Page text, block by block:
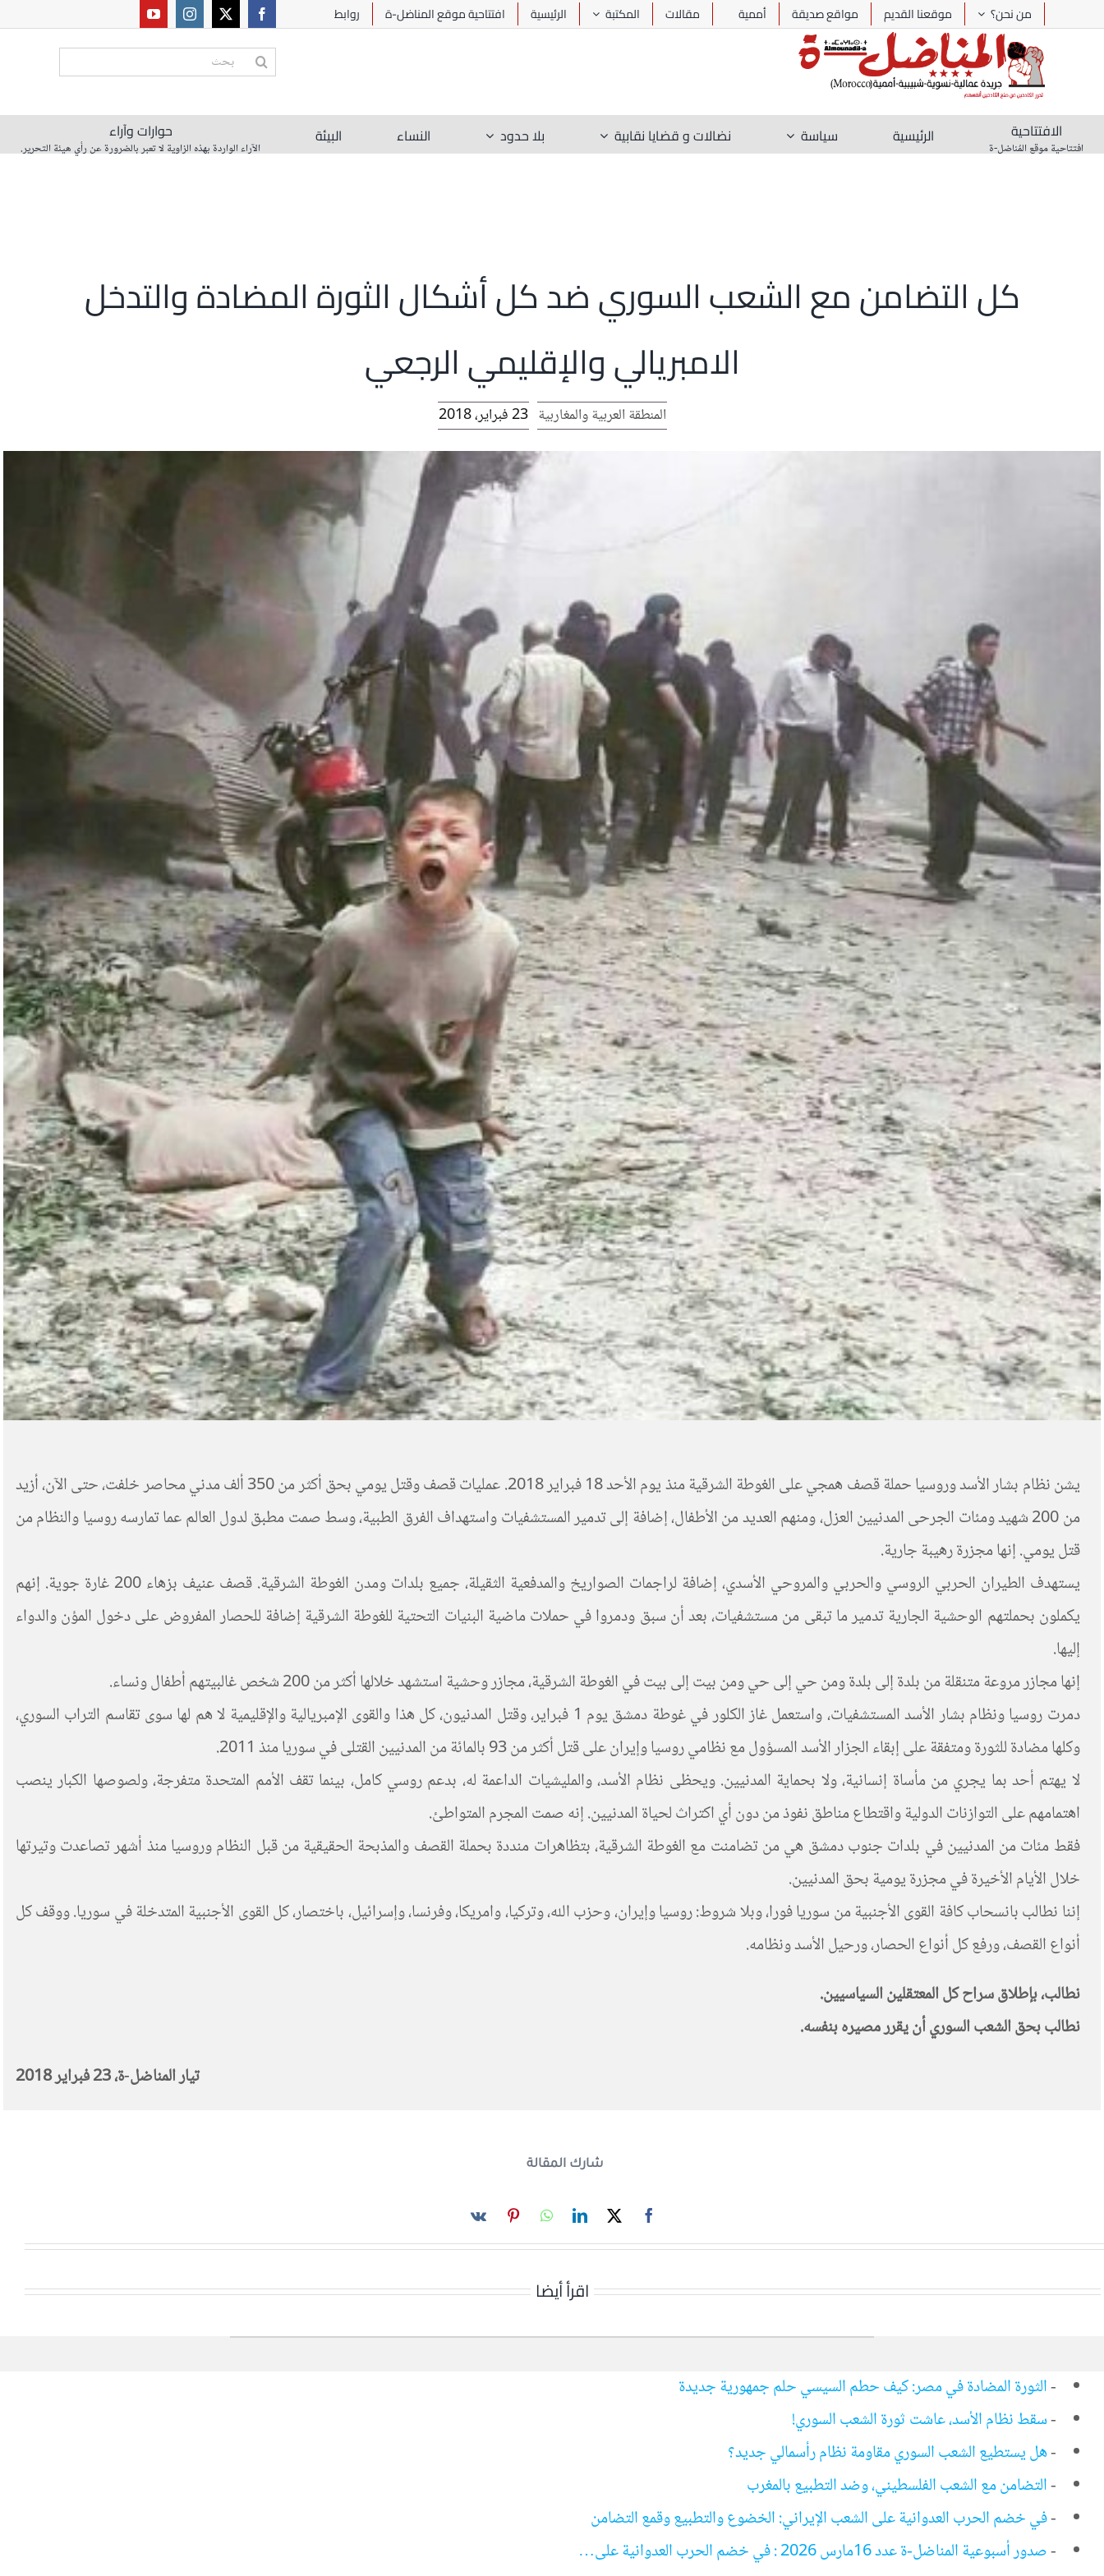
من نحن؟ موقعنا القديم مواقع صديقة أممية مقالات المكتبة الرئيسية افتتاحية موقع المناضل-ة روابط
البحث
الافتتاحية
افتتاحية موقع المُناضل-ة
الرئيسية سياسة نضالات و قضايا نقابية بلا حدود النساء البيئة حوارات وآراء
الآراء الواردة بهذه الزاوية لا تعبر بالضرورة عن رأي هيئة التحرير.
كل التضامن مع الشعب السوري ضد كل أشكال الثورة المضادة والتدخل
الامبريالي والإقليمي الرجعي
المنطقة العربية والمغاربية 23 فبراير، 2018
يشن نظام بشار الأسد وروسيا حملة قصف همجي على الغوطة الشرقية منذ يوم الأحد 18 فبراير 2018. عمليات قصف وقتل يومي بحق أكثر من 350 ألف مدني محاصر خلفت، حتى الآن، أزيد
من 200 شهيد ومئات الجرحى المدنيين العزل، ومنهم العديد من الأطفال، إضافة إلى تدمير المستشفيات واستهداف الفرق الطبية، وسط صمت مطبق لدول العالم عما تمارسه روسيا والنظام من
قتل يومي. إنها مجزرة رهيبة جارية.
يستهدف الطيران الحربي الروسي والحربي والمروحي الأسدي، إضافة لراجمات الصواريخ والمدفعية الثقيلة، جميع بلدات ومدن الغوطة الشرقية. قصف عنيف بزهاء 200 غارة جوية. إنهم
يكملون بحملتهم الوحشية الجارية تدمير ما تبقى من مستشفيات، بعد أن سبق ودمروا في حملات ماضية البنيات التحتية للغوطة الشرقية إضافة للحصار المفروض على دخول المؤن والدواء
إليها.
إنها مجازر مروعة متنقلة من بلدة إلى بلدة ومن حي إلى حي ومن بيت إلى بيت في الغوطة الشرقية، مجازر وحشية استشهد خلالها أكثر من 200 شخص غالبيتهم أطفال ونساء.
دمرت روسيا ونظام بشار الأسد المستشفيات، واستعمل غاز الكلور في غوطة دمشق يوم 1 فبراير، وقتل المدنيون، كل هذا والقوى الإمبريالية والإقليمية لا هم لها سوى تقاسم التراب السوري،
وكلها مضادة للثورة ومتفقة على إبقاء الجزار الأسد المسؤول مع نظامي روسيا وإيران على قتل أكثر من 93 بالمائة من المدنيين القتلى في سوريا منذ 2011.
لا يهتم أحد بما يجري من مأساة إنسانية، ولا بحماية المدنيين. ويحظى نظام الأسد، والمليشيات الداعمة له، بدعم روسي كامل، بينما تقف الأمم المتحدة متفرجة، ولصوصها الكبار ينصب
اهتمامهم على التوازنات الدولية واقتطاع مناطق نفوذ من دون أي اكتراث لحياة المدنيين. إنه صمت المجرم المتواطئ.
فقط مئات من المدنيين في بلدات جنوب دمشق هي من تضامنت مع الغوطة الشرقية، بتظاهرات منددة بحملة القصف والمذبحة الحقيقية من قبل النظام وروسيا منذ أشهر تصاعدت وتيرتها
خلال الأيام الأخيرة في مجزرة يومية بحق المدنيين.
إننا نطالب بانسحاب كافة القوى الأجنبية من سوريا فورا، وبلا شروط: روسيا وإيران، وحزب الله، وتركيا، وامريكا، وفرنسا، وإسرائيل، باختصار، كل القوى الأجنبية المتدخلة في سوريا. ووقف كل
أنواع القصف، ورفع كل أنواع الحصار، ورحيل الأسد ونظامه.
نطالب، بإطلاق سراح كل المعتقلين السياسيين.
نطالب بحق الشعب السوري أن يقرر مصيره بنفسه.
تيار المناضل-ة، 23 فبراير
2018
شارك المقالة
اقرأ أيضا
-الثورة المضادة في مصر: كيف حطم السيسي حلم جمهورية جديدة
-سقط نظام الأسد، عاشت ثورة الشعب السوري!
-هل يستطيع الشعب السوري مقاومة نظام رأسمالي جديد؟
-التضامن مع الشعب الفلسطيني، وضد التطبيع بالمغرب
-في خضم الحرب العدوانية على الشعب الإيراني: الخضوع والتطبيع وقمع التضامن
-صدور أسبوعية المناضل-ة عدد 16مارس 2026 : في خضم الحرب العدوانية على…